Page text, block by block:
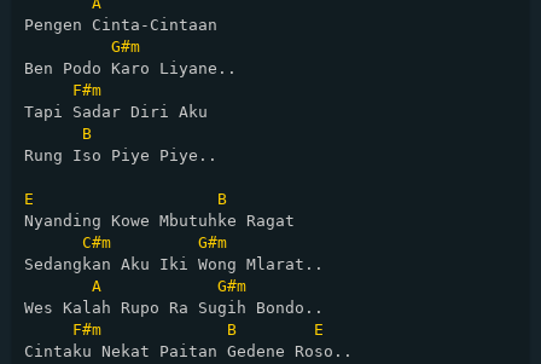
Pengen Cinta-Cintaan
G#m
Ben Podo Karo Liyane..
F#m
Tapi Sadar Diri Aku
B
Rung Iso Piye Piye..
E
B
Nyanding Kowe Mbutuhke Ragat
C#m
G#m
Sedangkan Aku Iki Wong Mlarat..
A
G#m
Wes Kalah Rupo Ra Sugih Bondo..
F#m
B
E
Cintaku Nekat Paitan Gedene Roso..